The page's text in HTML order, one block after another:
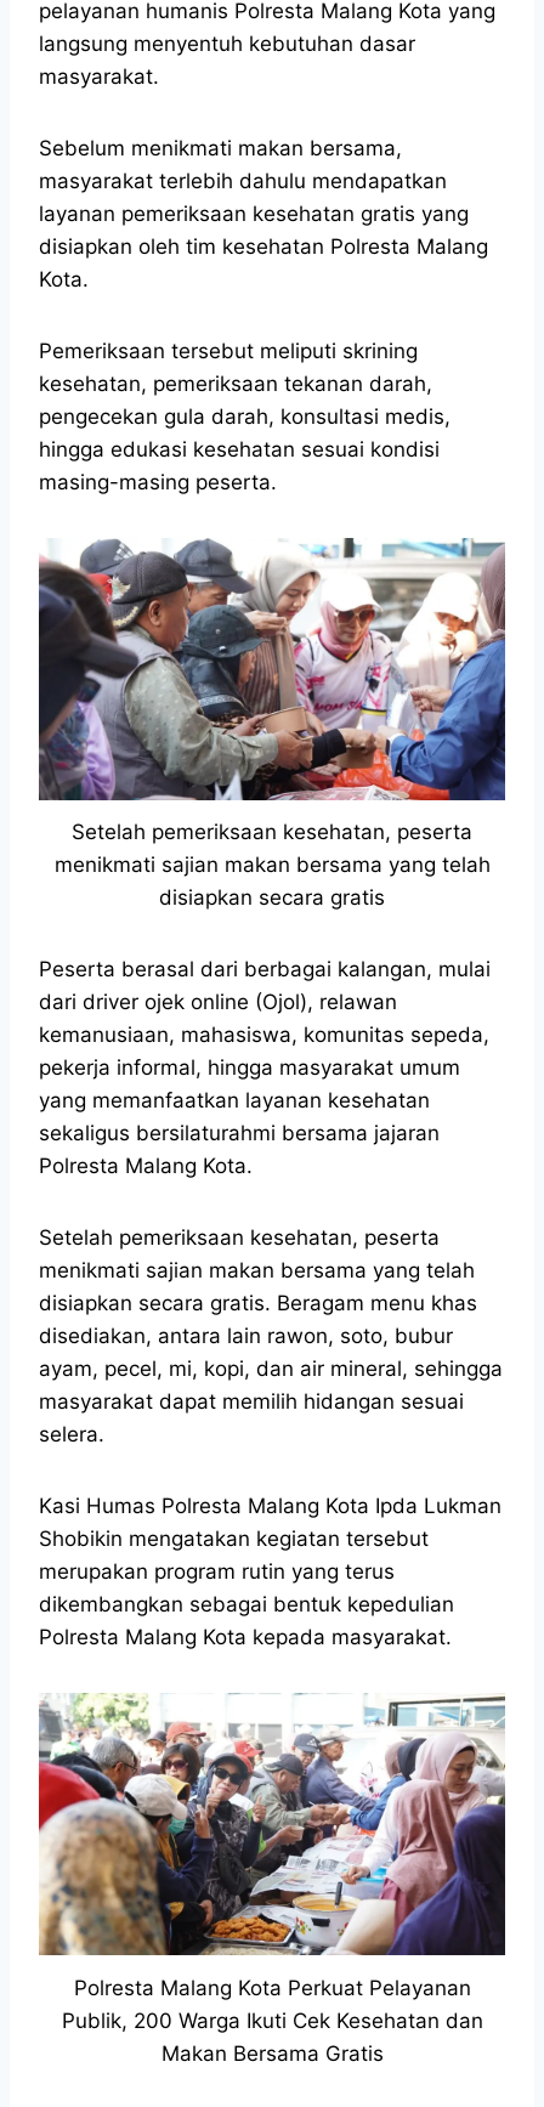
pelayanan humanis Polresta Malang Kota yang
langsung menyentuh kebutuhan dasar
masyarakat.
Sebelum menikmati makan bersama,
masyarakat terlebih dahulu mendapatkan
layanan pemeriksaan kesehatan gratis yang
disiapkan oleh tim kesehatan Polresta Malang
Kota.
Pemeriksaan tersebut meliputi skrining
kesehatan, pemeriksaan tekanan darah,
pengecekan gula darah, konsultasi medis,
hingga edukasi kesehatan sesuai kondisi
masing-masing peserta.
Setelah pemeriksaan kesehatan, peserta
menikmati sajian makan bersama yang telah
disiapkan secara gratis
Peserta berasal dari berbagai kalangan, mulai
dari driver ojek online (Ojol), relawan
kemanusiaan, mahasiswa, komunitas sepeda,
pekerja informal, hingga masyarakat umum
yang memanfaatkan layanan kesehatan
sekaligus bersilaturahmi bersama jajaran
Polresta Malang Kota.
Setelah pemeriksaan kesehatan, peserta
menikmati sajian makan bersama yang telah
disiapkan secara gratis. Beragam menu khas
disediakan, antara lain rawon, soto, bubur
ayam, pecel, mi, kopi, dan air mineral, sehingga
masyarakat dapat memilih hidangan sesuai
selera.
Kasi Humas Polresta Malang Kota Ipda Lukman
Shobikin mengatakan kegiatan tersebut
merupakan program rutin yang terus
dikembangkan sebagai bentuk kepedulian
Polresta Malang Kota kepada masyarakat.
Polresta Malang Kota Perkuat Pelayanan
Publik, 200 Warga Ikuti Cek Kesehatan dan
Makan Bersama Gratis